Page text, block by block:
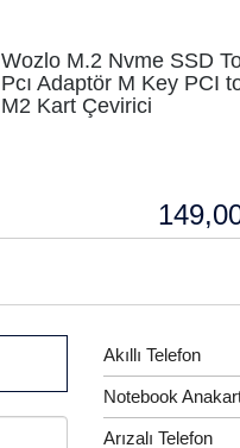
Wozlo M.2 Nvme SSD
Pcı Adaptör M Key PCI
M2 Kart Çevirici
Akıllı Telefon
Notebook
Arızalı Telefon